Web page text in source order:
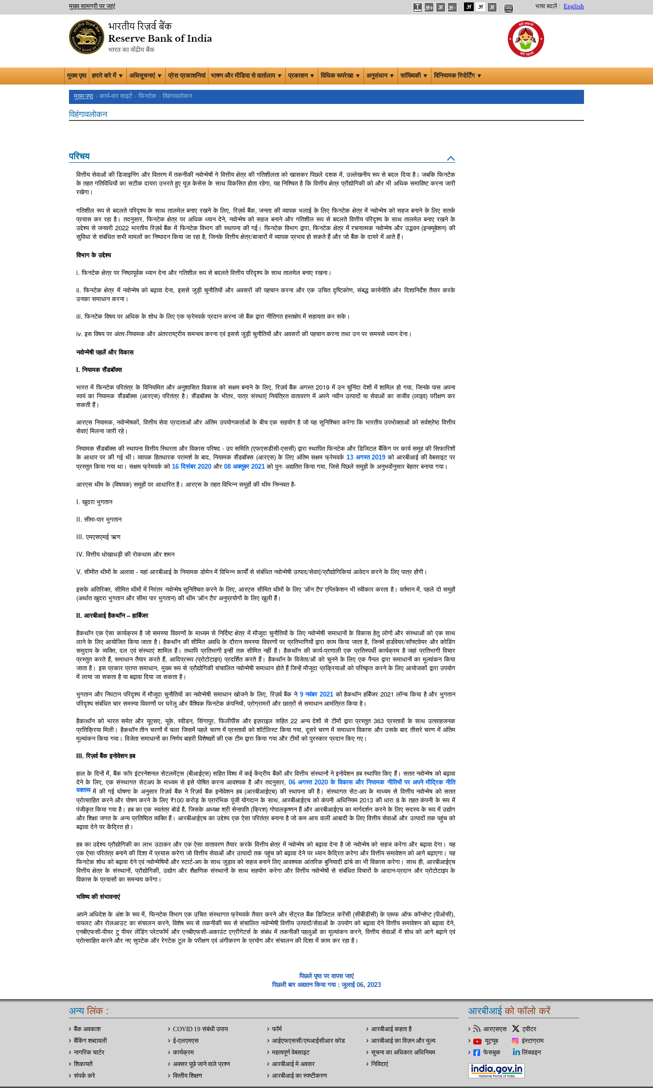
मुख्य सामग्री पर जाएं भाषा बदलें : English
मुख्य पृष्ठ हमारे बारे में ▼ अधिसूचनाएं ▼ प्रेस प्रकाशनियां भाषण और मीडिया से वार्तालाप ▼ प्रकाशन ▼ विधिक रूपरेखा ▼ अनुसंधान ▼ सांख्यिकी ▼ विनियामक रिपोर्टिंग ▼
मुख्य पृष्ठ कार्य-वार साइटें फिनटेक विहंगावलोकन
विहंगावलोकन
परिचय
वित्तीय सेवाओं की डिजाइनिंग और वितरण में तकनीकी नवोन्मेषों ने वित्तीय क्षेत्र की गतिशीलता को खासकर पिछले दशक में, उल्लेखनीय रूप से बदल दिया है। जबकि फिनटेक
के तहत गतिविधियों का सटीक दायरा उभरते हुए यूज़ केसेस के साथ विकसित होता रहेगा, यह निश्चित है कि वित्तीय क्षेत्र प्रौद्योगिकी को और भी अधिक समाविष्ट करना जारी
रखेगा।
गतिशील रूप से बदलते परिदृश्य के साथ तालमेल बनाए रखने के लिए, रिज़र्व बैंक, जनता की व्यापक भलाई के लिए फिनटेक क्षेत्र में नवोन्मेष को सहज बनाने के लिए सतर्क
प्रयास कर रहा है। तदनुसार, फिनटेक क्षेत्र पर अधिक ध्यान देने, नवोन्मेष को सहज बनाने और गतिशील रूप से बदलते वित्तीय परिदृश्य के साथ तालमेल बनाए रखने के
उद्देश्य से जनवरी 2022 भारतीय रिज़र्व बैंक में फिनटेक विभाग की स्थापना की गई। फिनटेक विभाग द्वारा, फिनटेक क्षेत्र में रचनात्मक नवोन्मेष और उद्भवन (इन्क्यूबेशन) की
सुविधा से संबंधित सभी मामलों का निष्पादन किया जा रहा है, जिनके वित्तीय क्षेत्र/बाजारों में व्यापक प्रभाव हो सकते हैं और जो बैंक के दायरे में आते हैं।
विभाग के उद्देश्य
i. फिनटेक क्षेत्र पर निष्ठापूर्वक ध्यान देना और गतिशील रूप से बदलते वित्तीय परिदृश्य के साथ तालमेल बनाए रखना।
ii. फिनटेक क्षेत्र में नवोन्मेष को बढ़ावा देना, इससे जुड़ी चुनौतियों और अवसरों की पहचान करना और एक उचित दृष्टिकोण, संबद्ध कार्यनीति और दिशानिर्देश तैयार करके
उनका समाधान करना।
iii. फिनटेक विषय पर अधिक के शोध के लिए एक फ्रेमवर्क प्रदान करना जो बैंक द्वारा नीतिगत हस्तक्षेप में सहायता कर सके।
iv. इस विषय पर अंतर-नियामक और अंतरराष्ट्रीय समन्वय करना एवं इससे जुड़ी चुनौतियों और अवसरों की पहचान करना तथा उन पर समयसे ध्यान देना।
नवोन्मेषी पहलें और विकास
I. नियामक सैंडबॉक्स
भारत में फिनटेक परितंत्र के विनियमित और अनुशासित विकास को सक्षम बनाने के लिए, रिज़र्व बैंक अगस्त 2019 में उन चुनिंदा देशों में शामिल हो गया, जिनके पास अपना
स्वयं का नियामक सैंडबॉक्स (आरएस) परितंत्र है। सैंडबॉक्स के भीतर, पात्र संस्थाएं नियंत्रित वातावरण में अपने नवीन उत्पादों या सेवाओं का सजीव (लाइव) परीक्षण कर
सकती हैं।
आरएस नियामक, नवोन्मेषकों, वित्तीय सेवा प्रदाताओं और अंतिम उपयोगकर्ताओं के बीच एक सहयोग है जो यह सुनिश्चित करेगा कि भारतीय उपभोक्ताओं को सर्वश्रेष्ठ वित्तीय
सेवाएं मिलना जारी रहे।
नियामक सैंडबॉक्स की स्थापना वित्तीय स्थिरता और विकास परिषद - उप समिति (एफएसडीसी-एससी) द्वारा स्थापित फिनटेक और डिजिटल बैंकिंग पर कार्य समूह की सिफारिशों
के आधार पर की गई थी। व्यापक हितधारक परामर्श के बाद, नियामक सैंडबॉक्स (आरएस) के लिए अंतिम सक्षम फ्रेमवर्क 13 अगस्त 2019 को आरबीआई की वेबसाइट पर
प्रस्तुत किया गया था। सक्षम फ्रेमवर्क को 16 दिसंबर 2020 और 08 अक्तूबर 2021 को पुनः अद्यतित किया गया, जिसे पिछले समूहों के अनुभवोंनुसार बेहतर बनाया गया।
आरएस थीम के (विषयक) समूहों पर आधारित है। आरएस के तहत विभिन्न समूहों की थीम निम्नवत है-
I. खुदरा भुगतान
II. सीमा-पार भुगतान
III. एमएसएमई ऋण
IV. वित्तीय धोखाधड़ी की रोकथाम और शमन
V. सीमीत थीमों के अलावा - यहां आरबीआई के नियामक डोमेन में विभिन्न कार्यों से संबंधित नवोन्मेषी उत्पाद/सेवाएं/प्रौद्योगिकियां आवेदन करने के लिए पात्र होंगी।
इसके अतिरिक्त, सीमित थीमों में निरंतर नवोन्मेष सुनिश्चित करने के लिए, आरएस सीमित थीमों के लिए 'ऑन टैप' एप्लिकेशन भी स्वीकार करता है। वर्तमान में, पहले दो समूहों
(अर्थात खुदरा भुगतान और सीमा पार भुगतान) की थीम 'ऑन टैप' अनुप्रयोगों के लिए खुली हैं।
II. आरबीआई हैकथॉन – हार्बिंजर
हैकथॉन एक ऐसा कार्यक्रम है जो समस्या विवरणों के माध्यम से निर्दिष्ट क्षेत्र में मौजूदा चुनौतियों के लिए नवोन्मेषी समाधानों के विकास हेतु लोगों और संस्थाओं को एक साथ
लाने के लिए आयोजित किया जाता है। हैकथॉन की सीमित अवधि के दौरान समस्या विवरणों पर प्रतिभागियों द्वारा काम किया जाता है, जिनमें हार्डवेयर/सॉफ्टवेयर और कोडिंग
समुदाय के व्यक्ति, दल एवं संस्थाएं शामिल हैं। तथापि प्रतिभागी इन्हीं तक सीमित नहीं हैं। हैकथॉन की कार्य-प्रणाली एक प्रतिस्पर्धी कार्यक्रम है जहां प्रतिभागी विचार
प्रस्तुत करते हैं, समाधान तैयार करते हैं, आदि‍प्ररूप (प्रोटोटाइप) प्रदर्शित करते हैं। हैकथॉन के विजेता/ओं को चुनने के लिए एक पैनल द्वारा समाधानों का मूल्यांकन किया
जाता है। इस प्रकार प्राप्त समाधान, मुख्य रूप से प्रौद्योगिकी संचालित नवोन्मेषी समाधान होते हैं जिन्हें मौजूदा प्रक्रियाओं को परिष्कृत करने के लिए आयोजकों द्वारा उपयोग
में लाया जा सकता है या बढ़ावा दिया जा सकता है।
भुगतान और निपटान परिदृश्य में मौजूदा चुनौतियों का नवोन्मेषी समाधान खोजने के लिए, रिज़र्व बैंक ने 9 नवंबर 2021 को हैकथॉन हर्बिंजर 2021 लॉन्च किया है और भुगतान
परिदृश्य संबंधित चार समस्या विवरणों पर घरेलू और वैश्विक फिनटेक कंपनियों, प्रोग्रामरों और छात्रों से समाधान आमंत्रित किया है।
हैकाथॉन को भारत समेत और यूएसए, यूके, स्वीडन, सिंगापुर, फिलीपींस और इज़राइल सहित 22 अन्य देशों से टीमों द्वारा प्रस्तुत 363 प्रस्तावों के साथ उत्साहजनक
प्रतिक्रिया मिली। हैकथॉन तीन चरणों में चला जिसमें पहले चरण में प्रस्तावों को शॉर्टलिस्ट किया गया, दूसरे चरण में समाधान विकास और उसके बाद तीसरे चरण में अंतिम
मूल्यांकन किया गया। विजेता समाधानों का निर्णय बाहरी विशेषज्ञों की एक टीम द्वारा किया गया और टीमों को पुरस्कार प्रदान किए गए।
III. रिज़र्व बैंक इनोवेशन हब
हाल के दिनों में, बैंक फॉर इंटरनेशनल सेटलमेंट्स (बीआईएस) सहित विश्व में कई केंद्रीय बैंकों और वित्तीय संस्थानों ने इनोवेशन हब स्थापित किए हैं। सतत नवोन्मेष को बढ़ावा
देने के लिए, एक संस्थागत सेटअप के माध्यम से इसे पोषित करना आवश्यक है और तदनुसार, 06 अगस्त 2020 के विकास और नियामक नीतियों पर अपने मौद्रिक नीति
वक्तव्यमें की गई घोषणा के अनुसार रिज़र्व बैंक ने रिज़र्व बैंक इनोवेशन हब (आरबीआईएच) की स्थापना की है। संस्थागत सेट-अप के माध्यम से वित्तीय नवोन्मेष को सतत
प्रोत्साहित करने और पोषण करने के लिए ₹100 करोड़ के प्रारंभिक पूंजी योगदान के साथ, आरबीआईएच को कंपनी अधिनियम 2013 की धारा 8 के तहत कंपनी के रूप में
पंजीकृत किया गया है। हब का एक स्वतंत्र बोर्ड है, जिसके अध्यक्ष श्री सेनापति (क्रिश) गोपालकृष्णन हैं और आरबीआईएच का मार्गदर्शन करने के लिए सदस्य के रूप में उद्योग
और शिक्षा जगत के अन्य प्रतिष्ठित व्यक्ति हैं। आरबीआईएच का उद्देश्य एक ऐसा परितंत्र बनाना है जो कम आय वाली आबादी के लिए वित्तीय सेवाओं और उत्पादों तक पहुंच को
बढ़ावा देने पर केंद्रित हो।
हब का उद्देश्य प्रौद्योगिकी का लाभ उठाकर और एक ऐसा वातावरण तैयार करके वित्तीय क्षेत्र में नवोन्मेष को बढ़ावा देना है जो नवोन्मेष को सहज करेगा और बढ़ावा देगा। यह
एक ऐसा परितंत्र बनाने की दिशा में प्रयास करेगा जो वित्तीय सेवाओं और उत्पादों तक पहुंच को बढ़ावा देने पर ध्यान केंद्रित करेगा और वित्तीय समावेशन को आगे बढ़ाएगा। यह
फिनटेक शोध को बढ़ावा देने एवं नवोन्मेषियों और स्टार्ट-अप के साथ जुड़ाव को सहज बनाने लिए आवश्यक आंतरिक बुनियादी ढांचे का भी विकास करेगा। साथ ही, आरबीआईएच
वित्तीय क्षेत्र के संस्थानों, प्रौद्योगिकी, उद्योग और शैक्षणिक संस्थानों के साथ सहयोग करेगा और वित्तीय नवोन्मेषों से संबंधित विचारों के आदान-प्रदान और प्रोटोटाइप के
विकास के प्रयासों का समन्वय करेगा।
भविष्य की संभावनाएं
अपने अधिदेश के अंश के रूप में, फिनटेक विभाग एक उचित संस्थागत फ्रेमवर्क तैयार करने और सेंट्रल बैंक डिजिटल करेंसी (सीबीडीसी) के प्रूफ ऑफ कॉन्सेप्ट (पीओसी),
पायलट और रोलआउट का संचालन करने, विशेष रूप से तकनीकी रूप से संचालित नवोन्मेषी वित्तीय उत्पादों/सेवाओं के उपयोग को बढ़ावा देने वित्तीय समावेशन को बढ़ावा देने,
एनबीएफसी-पीयर टू पीयर लेंडिंग प्लेटफॉर्म और एनबीएफसी-अकाउंट एग्रीगेटर्स के संबंध में तकनीकी पहलुओं का मूल्यांकन करने, वित्तीय सेवाओं में शोध को आगे बढ़ाने एवं
प्रोत्साहित करने और नए सुपटेक और रेगटेक टूल के परीक्षण एवं अंगीकरण के प्रयोग और संचालन की दिशा में काम कर रहा है।
पिछले पृष्ठ पर वापस जाएं
पिछली बार अद्यतन किया गया : जुलाई 06, 2023
अन्यलिंक :
बैंक अवकाश
बैंकिंग शब्दावली
नागरिक चार्टर
शिकायतें
संपर्क करे
COVID 19 संबंधी उपाय
ई-एलएमएस
कार्यक्रम
अक्सर पूछे जाने वाले प्रश्न
वित्‍तीय शिक्षण
फॉर्म
आईएफएससी/एमआईसीआर कोड
महत्वपूर्ण वेबसाइट
आरबीआई मे अवसर
आरबीआई का स्पष्टीकरण
आरबीआई कहता है
आरबीआई का विज़न और मूल्य
सूचना का अधिकार अधिनियम
निविदाएं
आरबीआईको फॉलो करें
आरएसएस
ट्वीटर
यूट्यूब
इंस्टाग्राम
फेसबुक
लिंक्डइन